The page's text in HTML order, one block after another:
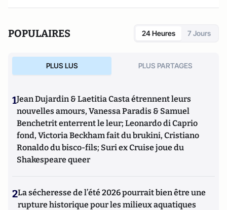
POPULAIRES 24 Heures 7 Jours
PLUS LUS PLUS PARTAGES
1Jean Dujardin & Laetitia Casta étrennent leurs
nouvelles amours, Vanessa Paradis & Samuel
Benchetrit enterrent le leur; Leonardo di Caprio
fond, Victoria Beckham fait du brukini, Cristiano
Ronaldo du bisco-fils; Suri ex Cruise joue du
Shakespeare queer
2La sécheresse de l’été 2026 pourrait bien être une
rupture historique pour les milieux aquatiques